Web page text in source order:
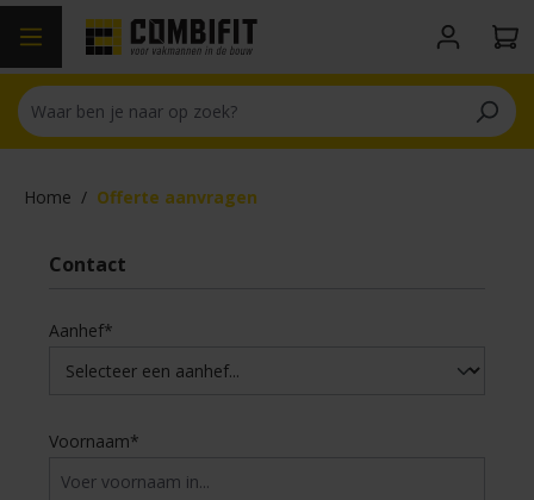
Home / Offerte aanvragen
Contact
Aanhef*
Voornaam*